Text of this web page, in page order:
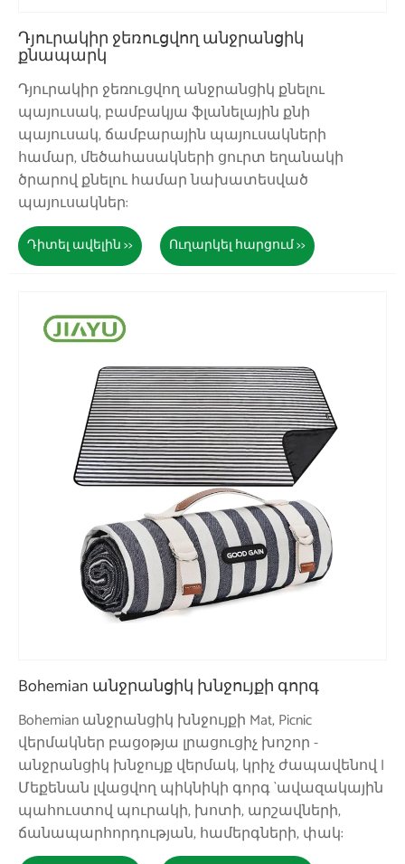
Դյուրակիր ջեռուցվող անջրանցիկ
քնապարկ
Դյուրակիր ջեռուցվող անջրանցիկ քնելու
պայուսակ, բամբակյա ֆլանելային քնի
պայուսակ, ճամբարային պայուսակների
համար, մեծահասակների ցուրտ եղանակի
ծրարով քնելու համար նախատեսված
պայուսակներ:
Դիտել ավելին >> Ուղարկել հարցում >>
Bohemian անջրանցիկ խնջույքի գորգ
Bohemian անջրանցիկ խնջույքի Mat, Picnic
վերմակներ բացօթյա լրացուցիչ խոշոր -
անջրանցիկ խնջույք վերմակ, կրիչ ժապավենով |
Մեքենան լվացվող պիկնիկի գորգ `ավազակային
պահուստով պուրակի, խոտի, արշավների,
ճանապարհորդության, համերգների, փակ: